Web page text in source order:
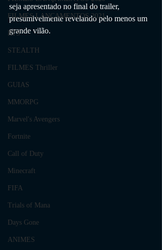
FILMES LANÇAMENTOS 2021
RTS
STEALTH
FILMES Thriller
GUIAS
MMORPG
Marvel's Avengers
Fortnite
Call of Duty
Minecraft
FIFA
Trials of Mana
Days Gone
ANIMES
seja apresentado no final do trailer,
presumivelmente revelando pelo menos um
grande vilão.